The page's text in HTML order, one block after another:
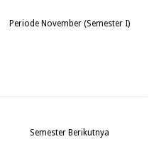
Periode November (Semester I)
Semester Berikutnya